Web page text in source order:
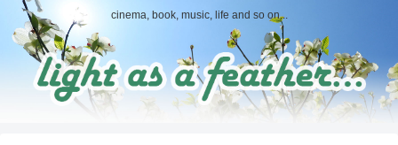
cinema, book, music, life and so on...